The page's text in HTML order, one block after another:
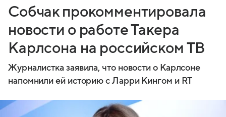
Собчак прокомментировала
новости о работе Такера
Карлсона на российском ТВ
Журналистка заявила, что новости о Карлсоне
напомнили ей историю с Ларри Кингом и RT